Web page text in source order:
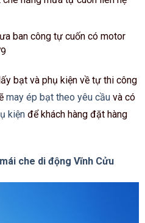
ban công tự cuốn có motor
bạt và phụ kiện về tự thi công
may ép bạt theo yêu cầu và có
kiện để khách hàng đặt hàng
che di động Vĩnh Cửu